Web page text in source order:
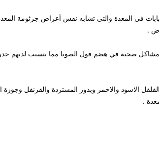
في المعدة والتي تشابه نفس أعراض جرثومة
.
مشاكل صحية في هضم فول الصويا مما يتسبب لديهم
الفلفل الاسود والاحمر وبذور المستردة والقرنفل
.